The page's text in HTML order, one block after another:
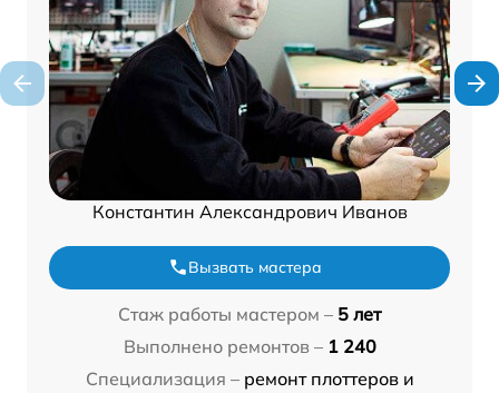
Константин Александрович Иванов
Вызвать мастера
Стаж работы мастером – 5 лет
Выполнено ремонтов – 1 240
Специализация – ремонт плоттеров и